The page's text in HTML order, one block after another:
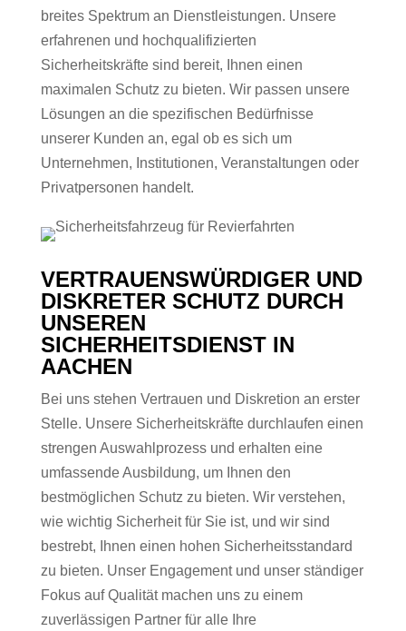
breites Spektrum an Dienstleistungen. Unsere
erfahrenen und hochqualifizierten
Sicherheitskräfte sind bereit, Ihnen einen
maximalen Schutz zu bieten. Wir passen unsere
Lösungen an die spezifischen Bedürfnisse
unserer Kunden an, egal ob es sich um
Unternehmen, Institutionen, Veranstaltungen oder
Privatpersonen handelt.
VERTRAUENSWÜRDIGER UND
DISKRETER SCHUTZ DURCH
UNSEREN
SICHERHEITSDIENST IN
AACHEN
Bei uns stehen Vertrauen und Diskretion an erster
Stelle. Unsere Sicherheitskräfte durchlaufen einen
strengen Auswahlprozess und erhalten eine
umfassende Ausbildung, um Ihnen den
bestmöglichen Schutz zu bieten. Wir verstehen,
wie wichtig Sicherheit für Sie ist, und wir sind
bestrebt, Ihnen einen hohen Sicherheitsstandard
zu bieten. Unser Engagement und unser ständiger
Fokus auf Qualität machen uns zu einem
zuverlässigen Partner für alle Ihre